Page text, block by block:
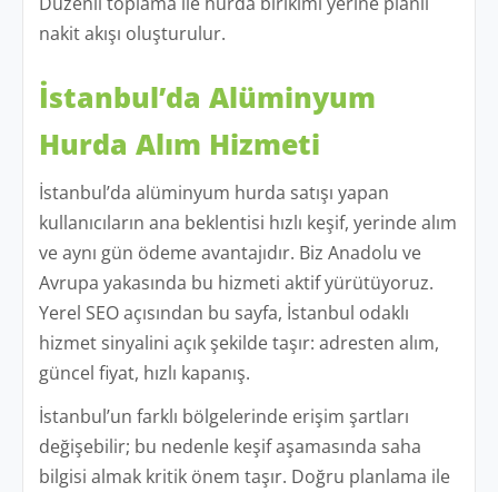
nakit akışı oluşturulur.
İstanbul’da Alüminyum
Hurda Alım Hizmeti
İstanbul’da alüminyum hurda satışı yapan
kullanıcıların ana beklentisi hızlı keşif, yerinde alım
ve aynı gün ödeme avantajıdır. Biz Anadolu ve
Avrupa yakasında bu hizmeti aktif yürütüyoruz.
Yerel SEO açısından bu sayfa, İstanbul odaklı
hizmet sinyalini açık şekilde taşır: adresten alım,
güncel fiyat, hızlı kapanış.
İstanbul’un farklı bölgelerinde erişim şartları
değişebilir; bu nedenle keşif aşamasında saha
bilgisi almak kritik önem taşır. Doğru planlama ile